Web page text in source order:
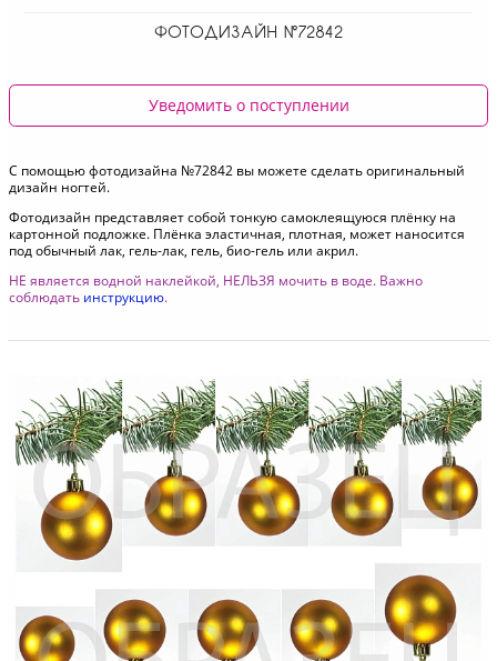
ФОТОДИЗАЙН №72842
Уведомить о поступлении
С помощью фотодизайна №72842 вы можете сделать оригинальный
дизайн ногтей.
Фотодизайн представляет собой тонкую самоклеящуюся плёнку на
картонной подложке. Плёнка эластичная, плотная, может наносится
под обычный лак, гель-лак, гель, био-гель или акрил.
НЕ является водной наклейкой, НЕЛЬЗЯ мочить в воде. Важно
соблюдать инструкцию.